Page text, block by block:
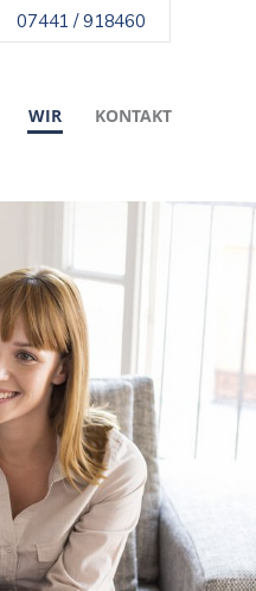
07441 / 918460
WIR KONTAKT